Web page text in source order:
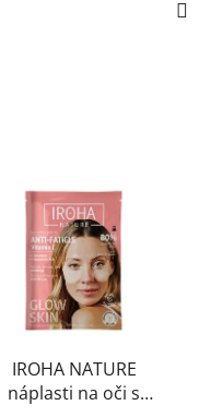
IROHA NATURE
náplasti na oči s